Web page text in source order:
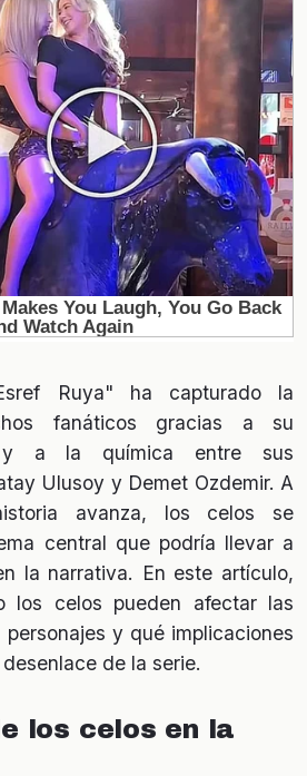
Ruya" ha capturado la
fanáticos gracias a su
y a la química entre sus
Ulusoy y Demet Ozdemir. A
avanza, los celos se
central que podría llevar a
la narrativa. En este artículo,
los celos pueden afectar las
y qué implicaciones
de la serie.
los celos en la